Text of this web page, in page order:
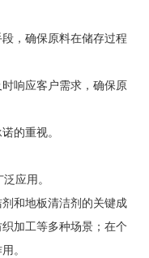
，确保原料在储存过程
响应客户需求，确保原
的重视。
应用。
和地板清洁剂的关键成
加工等多种场景；在个
。